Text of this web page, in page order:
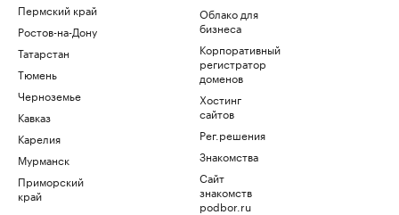
Пермский край
Ростов-на-Дону
Татарстан
Тюмень
Черноземье
Кавказ
Карелия
Мурманск
Приморский
край
Облако для
бизнеса
Корпоративный
регистратор
доменов
Хостинг
сайтов
Рег.решения
Знакомства
Сайт
знакомств
podbor.ru